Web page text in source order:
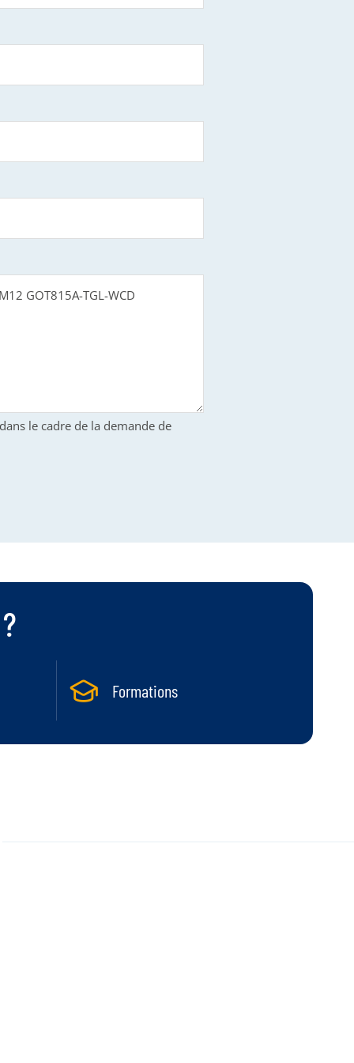
le cadre de la demande de
Formations